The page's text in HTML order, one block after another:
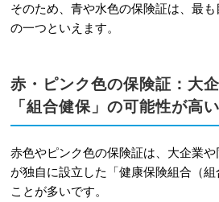
そのため、青や水色の保険証は、最
の一つといえます。
赤・ピンク色の保険証：大
「組合健保」の可能性が高い
赤色やピンク色の保険証は、大企業
が独自に設立した「健康保険組合（
ことが多いです。